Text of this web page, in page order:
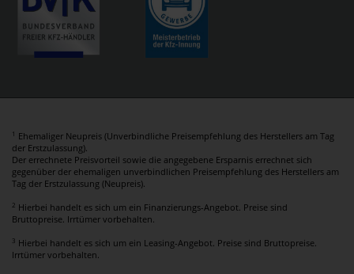
1 Ehemaliger Neupreis (Unverbindliche Preisempfehlung des Herstellers am Tag
der Erstzulassung).
Der errechnete Preisvorteil sowie die angegebene Ersparnis errechnet sich
gegenüber der ehemaligen unverbindlichen Preisempfehlung des Herstellers am
Tag der Erstzulassung (Neupreis).
2 Hierbei handelt es sich um ein Finanzierungs-Angebot. Preise sind
Bruttopreise. Irrtümer vorbehalten.
3 Hierbei handelt es sich um ein Leasing-Angebot. Preise sind Bruttopreise.
Irrtümer vorbehalten.